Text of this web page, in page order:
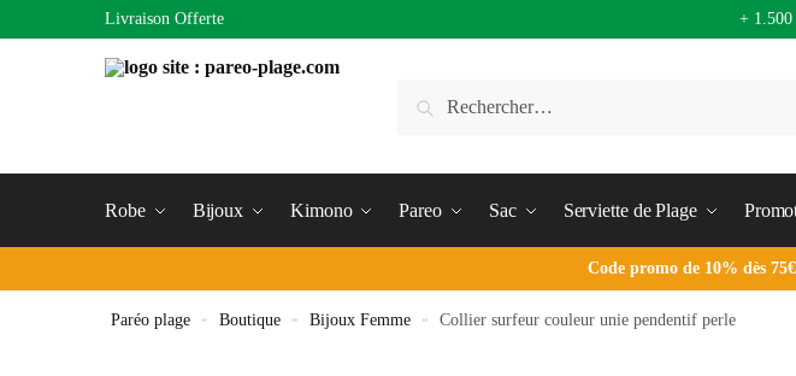
Livraison Offerte +
Robe Bijoux Kimono Pareo Sac Serviette de Plage
Code promo de 10% dès
Paréo plage » Boutique » Bijoux Femme » Collier surfeur couleur unie pendentif perle